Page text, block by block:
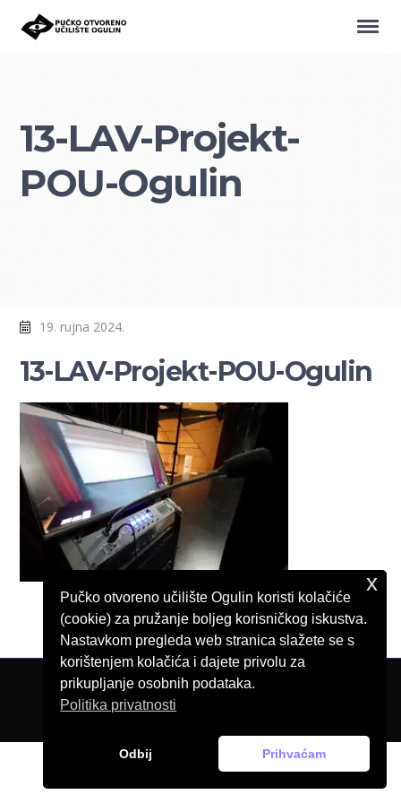
13-LAV-Projekt-
POU-Ogulin
19. rujna 2024.
13-LAV-Projekt-POU-Ogulin
© Pučko otvoreno učilište Ogulin, 2026.
Pučko otvoreno učilište Ogulin koristi kolačiće
(cookie) za pružanje boljeg korisničkog iskustva.
Nastavkom pregleda web stranica slažete se s
korištenjem kolačića i dajete privolu za
prikupljanje osobnih podataka.
Politika privatnosti
Odbij Prihvaćam
x